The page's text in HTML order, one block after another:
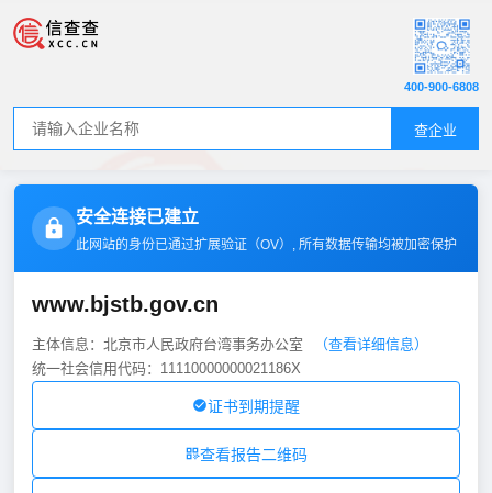
查企业
400-900-6808
安全连接已建立
此网站的身份已通过扩展验证（OV）, 所有数据传输均被加密保护
www.bjstb.gov.cn
主体信息：北京市人民政府台湾事务办公室
（查看详细信息）
统一社会信用代码：11110000000021186X
证书到期提醒
查看报告二维码